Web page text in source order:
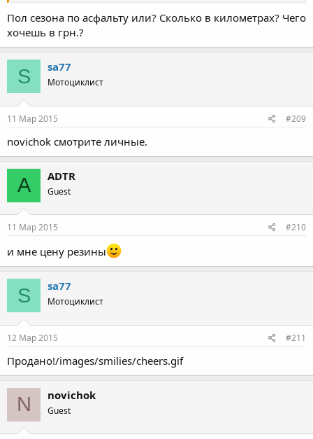
Пол сезона по асфальту или? Сколько в километрах? Чего
хочешь в грн.?
S sa77
Мотоциклист
11 Мар 2015 #209
novichok смотрите личные.
A ADTR
Guest
11 Мар 2015 #210
и мне цену резины
S sa77
Мотоциклист
12 Мар 2015 #211
Продано!/images/smilies/cheers.gif
N novichok
Guest